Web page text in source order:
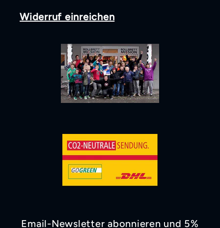
Widerruf einreichen
Email-Newsletter abonnieren und 5%